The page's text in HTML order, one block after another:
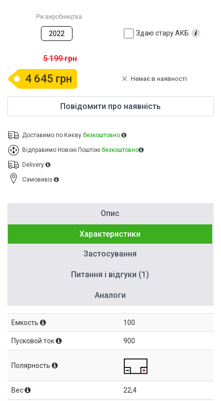
Рік виробництва
2022 Здаю стару АКБ
5 199 грн
4 645 грн Немає в наявності
Повідомити про наявність
Доставимо по Києву безкоштовно
Відправимо Новою Поштою безкоштовно
Delivery
Cамовивіз
Опис
Характеристики
Застосування
Питання і відгуки (1)
Аналоги
Емкость 100
Пусковой ток 900
Полярность
Вес 22,4